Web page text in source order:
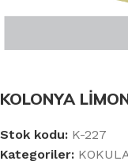
KOLONYA
Stok kodu: K-227
Kategoriler: